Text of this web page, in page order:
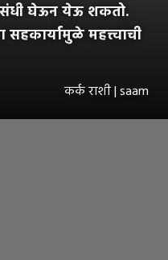
घेऊन येऊ शकतो.
महत्त्वाची
कर्क राशी | saam